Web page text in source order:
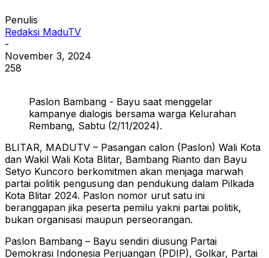
Penulis
Redaksi MaduTV
-
November 3, 2024
258
Paslon Bambang - Bayu saat menggelar
kampanye dialogis bersama warga Kelurahan
Rembang, Sabtu (2/11/2024).
BLITAR, MADUTV – Pasangan calon (Paslon) Wali Kota
dan Wakil Wali Kota Blitar, Bambang Rianto dan Bayu
Setyo Kuncoro berkomitmen akan menjaga marwah
partai politik pengusung dan pendukung dalam Pilkada
Kota Blitar 2024. Paslon nomor urut satu ini
beranggapan jika peserta pemilu yakni partai politik,
bukan organisasi maupun perseorangan.
Paslon Bambang – Bayu sendiri diusung Partai
Demokrasi Indonesia Perjuangan (PDIP), Golkar, Partai